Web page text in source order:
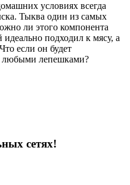
условиях всегда
Тыква один из самых
ли этого компонента
подходил к мясу, а
если он будет
любыми лепешками?
сетях!